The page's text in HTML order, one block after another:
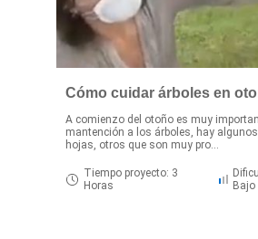
Cómo cuidar árboles en
A comienzo del otoño es muy
mantención a los árboles, hay
hojas, otros que son muy pro...
Tiempo proyecto: 3
Horas
Bajo